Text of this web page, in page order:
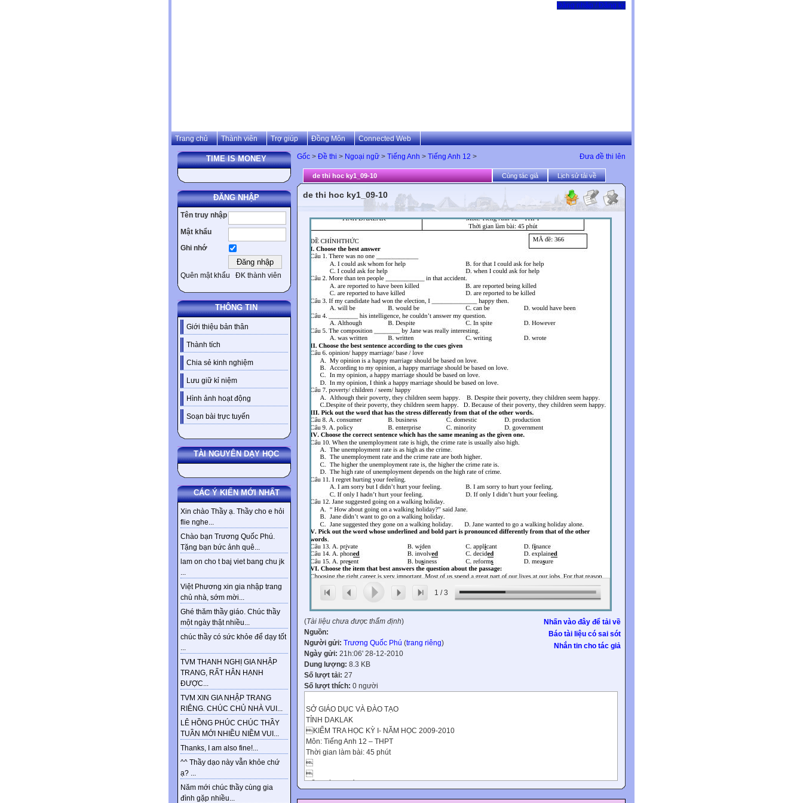
Đăng nhập / Đăng ký
Trang chủ Thành viên Trợ giúp Đồng Môn Connected Web
TIME IS MONEY
ĐĂNG NHẬP
Tên truy nhập
Mật khẩu
Ghi nhớ
Quên mật khẩu ĐK thành viên
THÔNG TIN
Giới thiệu bản thân
Thành tích
Chia sẻ kinh nghiệm
Lưu giữ kỉ niệm
Hình ảnh hoạt động
Soạn bài trực tuyến
TÀI NGUYÊN DẠY HỌC
CÁC Ý KIẾN MỚI NHẤT
Xin chào Thầy ạ. Thầy cho e hỏi
flie nghe...
Chào bạn Trương Quốc Phú.
Tặng bạn bức ảnh quê...
lam on cho t baj viet bang chu jk
...
Việt Phương xin gia nhập trang
chủ nhà, sớm mời...
Ghé thăm thầy giáo. Chúc thầy
một ngày thật nhiều...
chúc thầy có sức khỏe để dạy tốt
...
TVM THANH NGHỊ GIA NHẬP
TRANG, RẤT HÂN HẠNH
ĐƯỢC...
TVM XIN GIA NHẬP TRANG
RIÊNG. CHÚC CHỦ NHÀ VUI...
LÊ HỒNG PHÚC CHÚC THẦY
TUẦN MỚI NHIỀU NIỀM VUI...
Thanks, I am also fine!...
^^ Thầy dạo này vẫn khỏe chứ
ạ? ...
Năm mới chúc thầy cùng gia
đình gặp nhiều...
Đưa đề thi lên
Gốc > Đề thi > Ngoại ngữ > Tiếng Anh > Tiếng Anh 12 >
de thi hoc ky1_09-10 Cùng tác giả Lịch sử tải về
de thi hoc ky1_09-10
1 /3
Nhấn vào đây để tải về
Báo tài liệu có sai sót
Nhắn tin cho tác giả
(Tài liệu chưa được thẩm định)
Nguồn:
Người gửi: Trương Quốc Phú (trang riêng)
Ngày gửi: 21h:06' 28-12-2010
Dung lượng: 8.3 KB
Số lượt tải: 27
Số lượt thích: 0 người
SỞ GIÁO DỤC VÀ ĐÀO TẠO
TỈNH DAKLAK
KIỂM TRA HỌC KỲ I- NĂM HỌC 2009-2010
Môn: Tiếng Anh 12 – THPT
Thời gian làm bài: 45 phút

